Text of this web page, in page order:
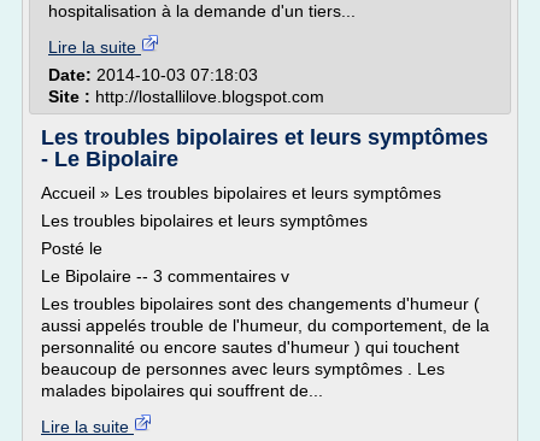
hospitalisation à la demande d'un tiers...
Lire la suite
Date: 2014-10-03 07:18:03
Site : http://lostallilove.blogspot.com
Les troubles bipolaires et leurs symptômes
- Le Bipolaire
Accueil » Les troubles bipolaires et leurs symptômes
Les troubles bipolaires et leurs symptômes
Posté le
Le Bipolaire -- 3 commentaires v
Les troubles bipolaires sont des changements d'humeur (
aussi appelés trouble de l'humeur, du comportement, de la
personnalité ou encore sautes d'humeur ) qui touchent
beaucoup de personnes avec leurs symptômes . Les
malades bipolaires qui souffrent de...
Lire la suite